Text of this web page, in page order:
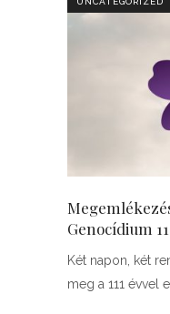
Genocídium
Két napon, két
meg a 111 évvel